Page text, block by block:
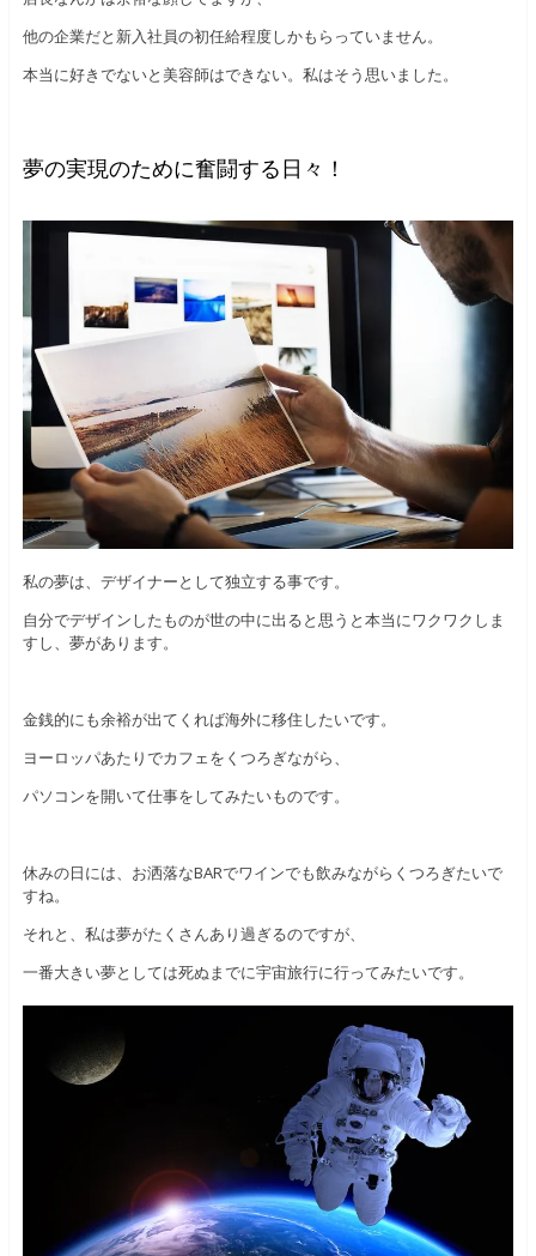
他の企業だと新入社員の初任給程度しかもらっていません。
本当に好きでないと美容師はできない。私はそう思いました。
夢の実現のために奮闘する日々！
私の夢は、デザイナーとして独立する事です。
自分でデザインしたものが世の中に出ると思うと本当にワクワクしま
すし、夢があります。
金銭的にも余裕が出てくれば海外に移住したいです。
ヨーロッパあたりでカフェをくつろぎながら、
パソコンを開いて仕事をしてみたいものです。
休みの日には、お洒落なBARでワインでも飲みながらくつろぎたいで
すね。
それと、私は夢がたくさんあり過ぎるのですが、
一番大きい夢としては死ぬまでに宇宙旅行に行ってみたいです。